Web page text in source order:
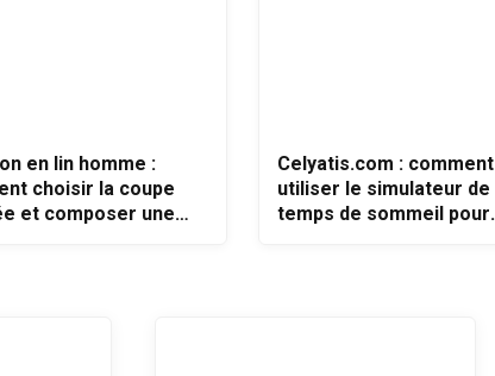
en lin homme :
choisir la coupe
et composer une
Celyatis.com : comment
utiliser le simulateur de
temps de sommeil pour